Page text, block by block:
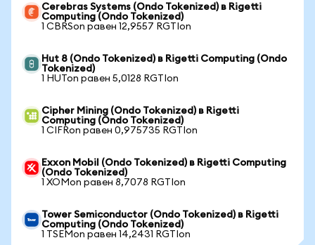
Cerebras Systems (Ondo Tokenized) в Rigetti
Computing (Ondo Tokenized)
1 CBRSon равен 12,9557 RGTIon
Hut 8 (Ondo Tokenized) в Rigetti Computing (Ondo
Tokenized)
1 HUTon равен 5,0128 RGTIon
Cipher Mining (Ondo Tokenized) в Rigetti
Computing (Ondo Tokenized)
1 CIFRon равен 0,975735 RGTIon
Exxon Mobil (Ondo Tokenized) в Rigetti Computing
(Ondo Tokenized)
1 XOMon равен 8,7078 RGTIon
Tower Semiconductor (Ondo Tokenized) в Rigetti
Computing (Ondo Tokenized)
1 TSEMon равен 14,2431 RGTIon